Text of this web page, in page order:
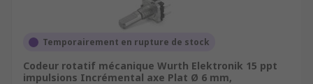
Temporairement en rupture de stock
Codeur rotatif mécanique Wurth Elektronik 15 ppt
impulsions Incrémental axe Plat Ø 6 mm,